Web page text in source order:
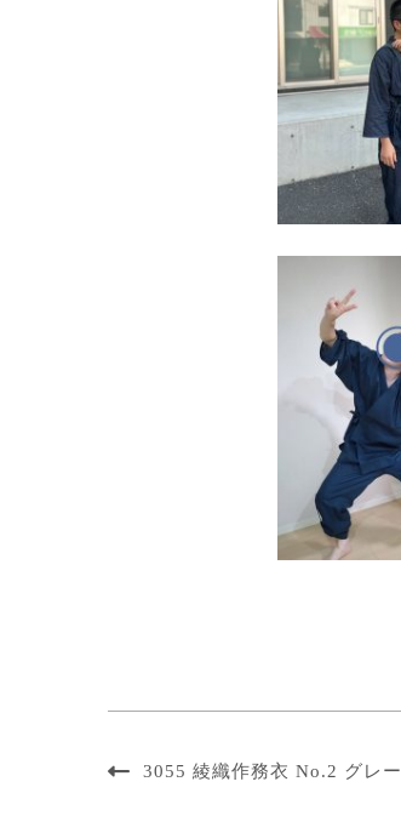
3055 綾織作務衣 No.2 グレー